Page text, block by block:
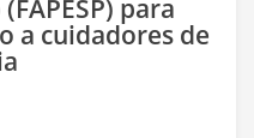
para
a cuidadores de